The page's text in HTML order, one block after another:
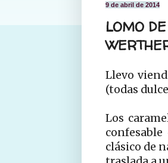
9 de abril de 2014
LOMO
Llevo
(todas
Los
clásico de